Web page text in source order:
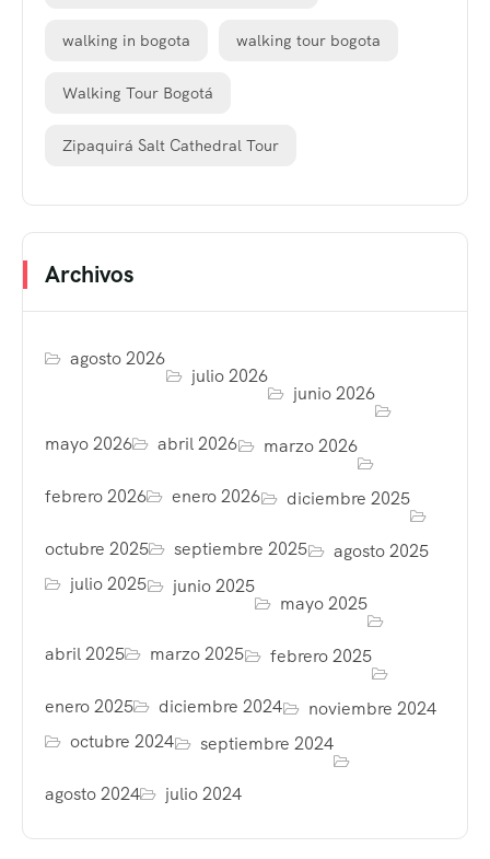
walking in bogota walking tour bogota
Walking Tour Bogotá
Zipaquirá Salt Cathedral Tour
Archivos
agosto 2026
julio 2026
junio 2026
mayo 2026 abril 2026 marzo 2026
febrero 2026 enero 2026 diciembre 2025
octubre 2025 septiembre 2025
agosto 2025
julio 2025
junio 2025
mayo 2025
abril 2025 marzo 2025 febrero 2025
enero 2025 diciembre 2024
noviembre 2024
octubre 2024
septiembre 2024
agosto 2024 julio 2024